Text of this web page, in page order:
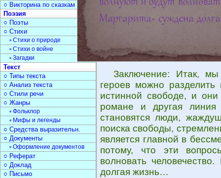
Заключение: Итак, мы
героев можно
истинной свободе, и
романе и другая
становятся люди,
поиска свободы,
является главной в
потому, что эти
волновать
долгая жизнь…
○ Викторина по сказкам
Поэзия
○ Поэты
○ Стихи
▫ Стихи о природе
▫ Стихи о войне
▫ Загадки
Текст
○ Типы текста
○ Анализ текста
○ Стили речи
○ Жанры
▫ Фольклор
▫ Мифы и легенды
○ Средства выразительн.
○ Документы
▫ Оформление документов
○ Реферат
○ Доклад
○ Письмо